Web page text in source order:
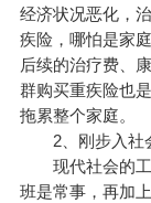
经济状况恶化，
疾险，哪怕是家
后续的治疗费、
群购买重疾险也
拖累整个家庭。
2、刚步入社
现代社会的工
班是常事，再加